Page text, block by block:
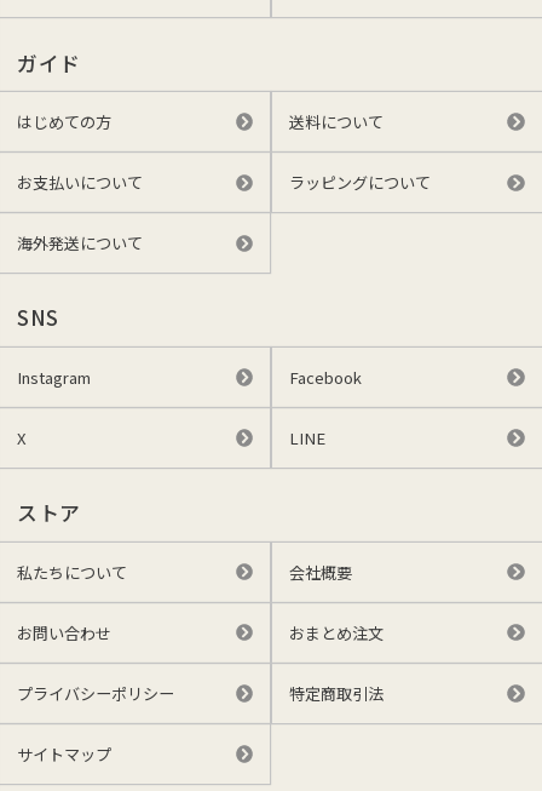
ガイド
はじめての方 送料について
お支払いについて ラッピングについて
海外発送について
SNS
Instagram Facebook
X LINE
ストア
私たちについて 会社概要
お問い合わせ おまとめ注文
プライバシーポリシー 特定商取引法
サイトマップ